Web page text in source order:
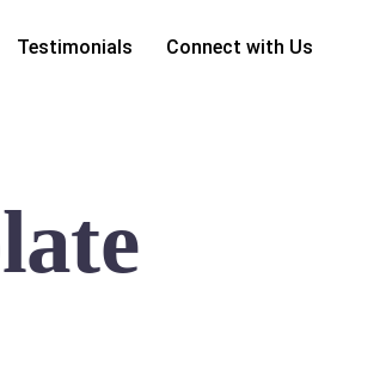
Testimonials Connect with Us